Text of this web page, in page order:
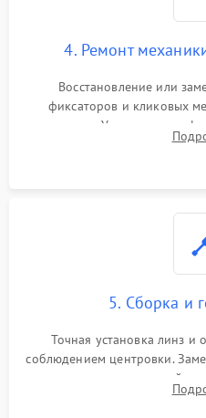
4. Ремонт
Восстановление или
фиксаторов и кликовых
поправок. Устранение
поврежденных линз,
5. Сборка и
Точная установка линз
соблюдением центровки.
нанесение влагозащитной
и заполнение его